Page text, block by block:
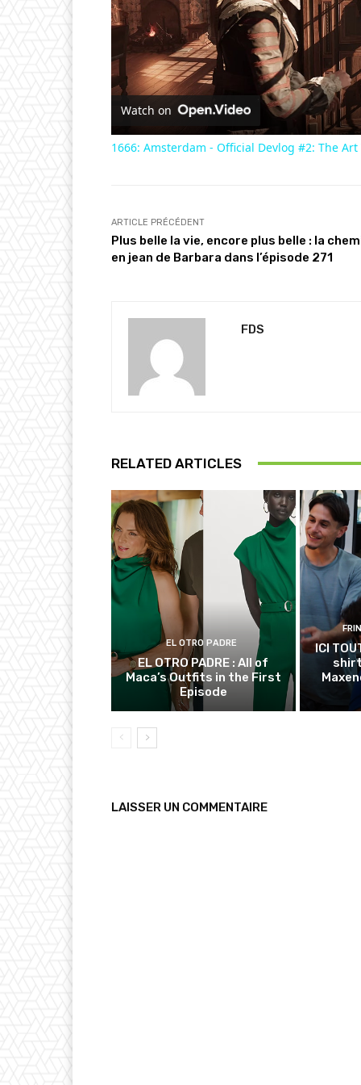
Watch on
1666: Amsterdam - Official Devlog #2: The Art
ARTICLE PRÉCÉDENT
Plus belle la vie, encore plus belle : la
en jean de Barbara dans l’épisode 271
FDS
RELATED ARTICLES
EL OTRO PADRE
EL OTRO PADRE : All of
Maca’s Outfits in the First
Episode
ICI
LAISSER UN COMMENTAIRE